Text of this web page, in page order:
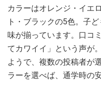
カラーはオレンジ・イエ
ト・ブラックの5色。子
味が揃っています。口コ
てカワイイ」という声が
ようで、複数の投稿者が
ラーを選べば、通学時の